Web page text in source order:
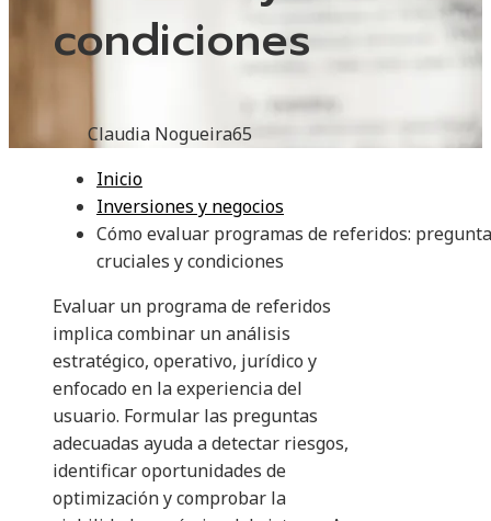
condiciones
Claudia Nogueira65
Inicio
Inversiones y negocios
Cómo evaluar programas de referidos:
cruciales y condiciones
Evaluar un programa de referidos
implica combinar un análisis
estratégico, operativo, jurídico y
enfocado en la experiencia del
usuario. Formular las preguntas
adecuadas ayuda a detectar riesgos,
identificar oportunidades de
optimización y comprobar la